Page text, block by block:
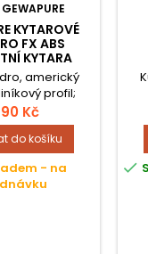
GEWAPURE
KYTAROVÉ
FX ABS
KYTARA
americký
profil;
příslušenství s
materiál -
Chromové
uzávěry,
kovové nohy;
Všechna
Kč
do košíku
- na
